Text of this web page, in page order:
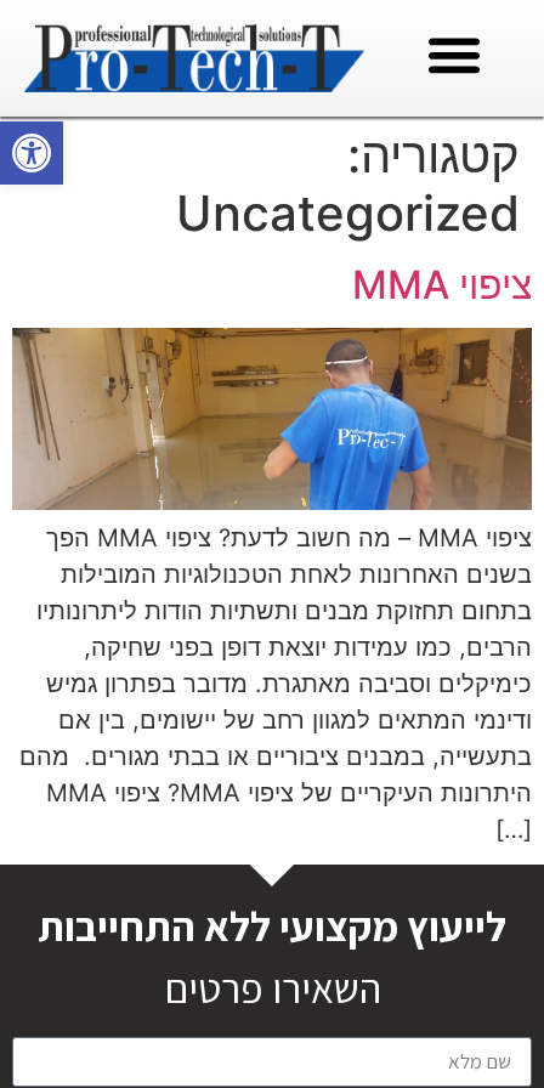
פתח
קטגוריה:
Uncategorized
ציפוי MMA
ציפוי MMA – מה חשוב לדעת? ציפוי MMA הפך
בשנים האחרונות לאחת הטכנולוגיות המובילות
בתחום תחזוקת מבנים ותשתיות הודות ליתרונותיו
הרבים, כמו עמידות יוצאת דופן בפני שחיקה,
כימיקלים וסביבה מאתגרת. מדובר בפתרון גמיש
ודינמי המתאים למגוון רחב של יישומים, בין אם
בתעשייה, במבנים ציבוריים או בבתי מגורים. מהם
היתרונות העיקריים של ציפוי MMA? ציפוי MMA
[…]
לייעוץ מקצועי ללא התחייבות
השאירו פרטים